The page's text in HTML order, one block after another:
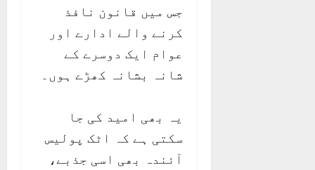
جس میں قانون نافذ
کرنے والے ادارے اور
عوام ایک دوسرے کے
شانہ بشانہ کھڑے ہوں۔
یہ بھی امید کی جا
سکتی ہے کہ اٹک پولیس
آئندہ بھی اسی جذبے،